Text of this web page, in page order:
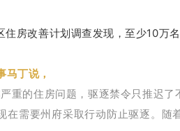
住房改善计划调查发现，至少10万
马丁说，
重的住房问题，驱逐禁令只推迟
在需要州府采取行动防止驱逐。